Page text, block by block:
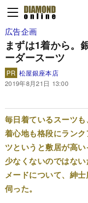
広告企画
まずは1着から。
ーダースーツ
PR 松屋銀座本店
2019年8月21日 13:00
毎日着ているスーツ
着心地も格段にラン
ツというと敷居が高
少なくないのではな
メードについて、紳
伺った。